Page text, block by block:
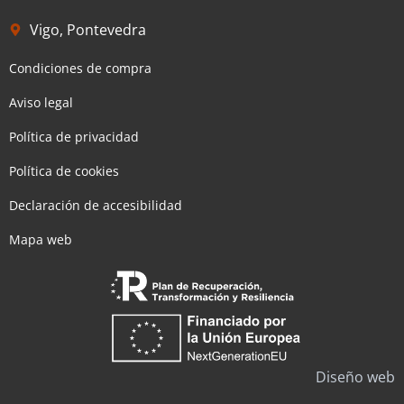
Vigo, Pontevedra
Condiciones de compra
Aviso legal
Política de privacidad
Política de cookies
Declaración de accesibilidad
Mapa web
Diseño web